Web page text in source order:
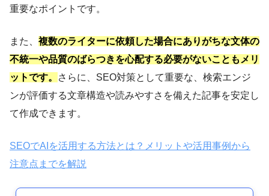
重要なポイントです。
また、 複数のライターに依頼した場合にありがちな文体の
不統一や品質のばらつきを心配する必要がないこともメリ
ットです。
さらに、SEO対策として重要な、検索エンジ
ンが評価する文章構造や読みやすさを備えた記事を安定し
て作成できます。
SEOでAIを活用する方法とは？メリットや活用事例から
注意点までを解説